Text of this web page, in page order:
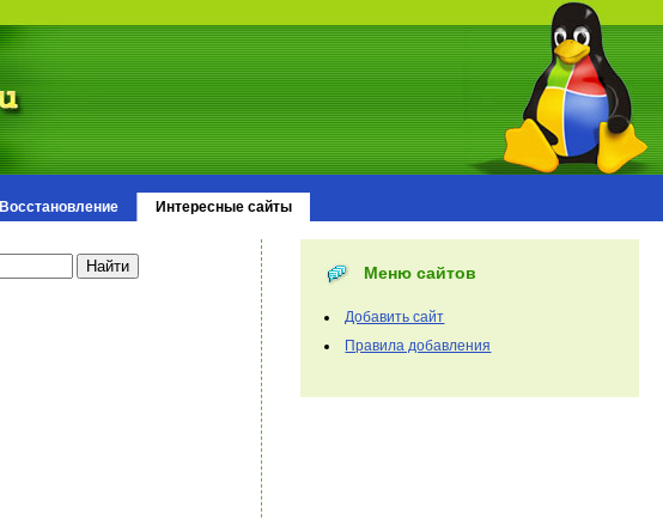
Восстановление Интересные сайты
Меню сайтов
Добавить сайт
Правила добавления